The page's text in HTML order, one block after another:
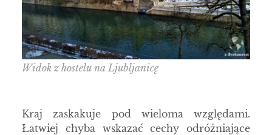
Widok z hostelu na Ljubljanicę
Kraj zaskakuje pod wieloma względami.
Łatwiej chyba wskazać cechy odróżniające